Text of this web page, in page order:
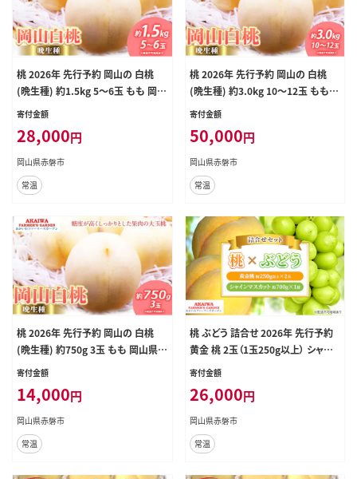
桃 2026年 先行予約 岡山の 白桃
(晩生種) 約1.5kg 5～6玉 もも 岡山
県 赤磐市産 フルーツ 果物 あかい
寄付金額
28,000円
岡山県赤磐市
常温
桃 2026年 先行予約 岡山の 白桃
(晩生種) 約3.0kg 10～12玉 もも
岡山県 赤磐市産 フルーツ 果物 あ
ト 旬の果物 旬のフルーツ
寄付金額
50,000円
岡山県赤磐市
常温
桃 2026年 先行予約 岡山の 白桃
(晩生種) 約750g 3玉 もも 岡山県
赤磐市産 フルーツ 果物 あかいわフ
物 旬のフルーツ
寄付金額
14,000円
岡山県赤磐市
常温
桃 ぶどう 詰合せ 2026年 先行予約
黄金 桃 2玉（1玉250g以上） シャイ
ン マスカット 1房 約700g 岡山県 赤
ーマーズガーデン
寄付金額
26,000円
岡山県赤磐市
常温